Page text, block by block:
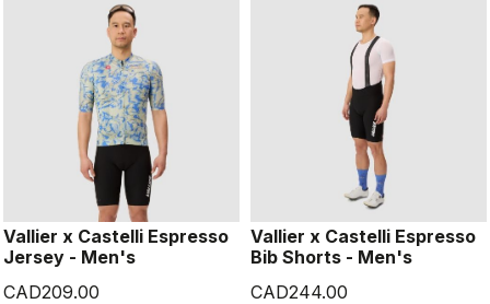
Vallier x Castelli Espresso
Jersey - Men's
CAD209.00
Vallier x Castelli Espresso
Bib Shorts - Men's
CAD244.00